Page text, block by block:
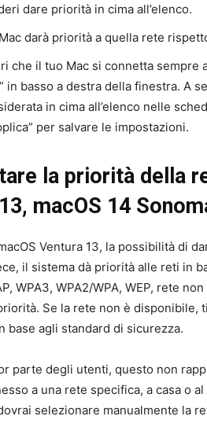
dare priorità in cima all’elenco.
darà priorità a quella rete
che il tuo Mac si connetta sempre
in basso a destra della finestra. A
in cima all’elenco nelle
per salvare le impostazioni.
la priorità della
13, macOS 14
Ventura 13, la possibilità di
il sistema dà priorità alle reti in
WPA3, WPA2/WPA, WEP, rete
Se la rete non è
base agli standard di sicurezza.
parte degli utenti, questo non
a una rete specifica, a casa o
selezionare manualmente la